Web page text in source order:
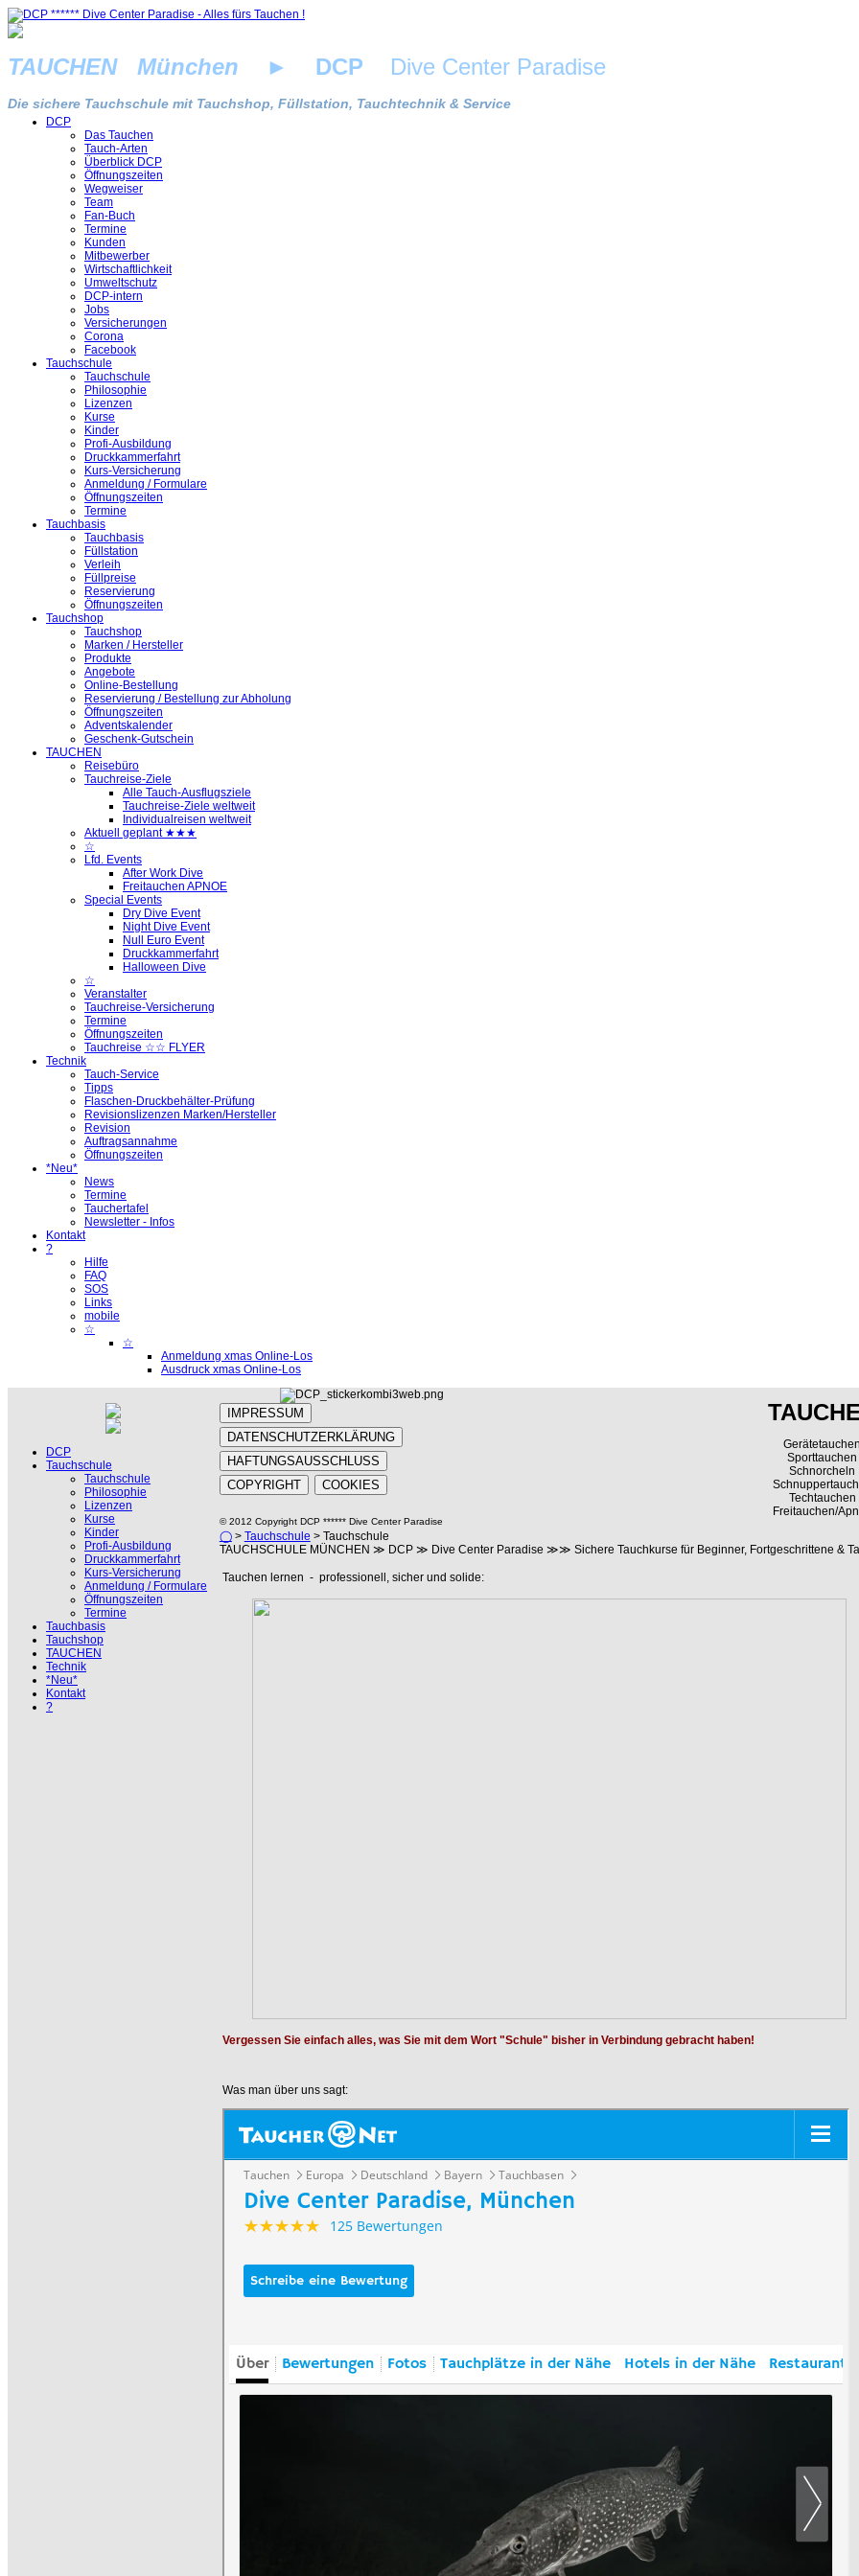
TAUCHEN München ► DCP Dive Center Paradise
Die sichere Tauchschule mit Tauchshop, Füllstation, Tauchtechnik & Service
DCP
Das Tauchen
Tauch-Arten
Überblick DCP
Öffnungszeiten
Wegweiser
Team
Fan-Buch
Termine
Kunden
Mitbewerber
Wirtschaftlichkeit
Umweltschutz
DCP-intern
Jobs
Versicherungen
Corona
Facebook
Tauchschule
Tauchschule
Philosophie
Lizenzen
Kurse
Kinder
Profi-Ausbildung
Druckkammerfahrt
Kurs-Versicherung
Anmeldung / Formulare
Öffnungszeiten
Termine
Tauchbasis
Tauchbasis
Füllstation
Verleih
Füllpreise
Reservierung
Öffnungszeiten
Tauchshop
Tauchshop
Marken / Hersteller
Produkte
Angebote
Online-Bestellung
Reservierung / Bestellung zur Abholung
Öffnungszeiten
Adventskalender
Geschenk-Gutschein
TAUCHEN
Reisebüro
Tauchreise-Ziele
Alle Tauch-Ausflugsziele
Tauchreise-Ziele weltweit
Individualreisen weltweit
Aktuell geplant ★★★
☆
Lfd. Events
After Work Dive
Freitauchen APNOE
Special Events
Dry Dive Event
Night Dive Event
Null Euro Event
Druckkammerfahrt
Halloween Dive
☆
Veranstalter
Tauchreise-Versicherung
Termine
Öffnungszeiten
Tauchreise ☆☆ FLYER
Technik
Tauch-Service
Tipps
Flaschen-Druckbehälter-Prüfung
Revisionslizenzen Marken/Hersteller
Revision
Auftragsannahme
Öffnungszeiten
*Neu*
News
Termine
Tauchertafel
Newsletter - Infos
Kontakt
?
Hilfe
FAQ
SOS
Links
mobile
☆
☆
Anmeldung xmas Online-Los
Ausdruck xmas Online-Los
Gerätetauchen
Sporttauchen
Schnorcheln
Techtauchen
Freitauchen/
DCP
Tauchschule
Tauchschule
Philosophie
Lizenzen
Kurse
Kinder
Profi-Ausbildung
Druckkammerfahrt
Kurs-Versicherung
Anmeldung / Formulare
Öffnungszeiten
Termine
Tauchbasis
Tauchshop
TAUCHEN
Technik
*Neu*
Kontakt
?
◯> Tauchschule > Tauchschule
TAUCHSCHULE MÜNCHEN ≫ DCP ≫ Dive Center Paradise ≫≫ Sichere Tauchkurse für Beginner, Fortgeschrittene &
Tauchen lernen - professionell, sicher und solide:
Vergessen Sie einfach alles, was Sie mit dem Wort "Schule" bisher in Verbindung gebracht haben!
Was man über uns sagt:
IMPRESSUM
DATENSCHUTZERKLÄRUNG
HAFTUNGSAUSSCHLUSS
COPYRIGHT
COOKIES
© 2012 Copyright DCP ****** Dive Center Paradise